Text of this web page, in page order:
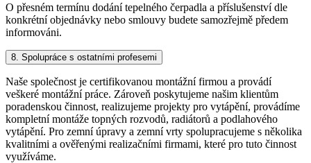
O přesném termínu dodání tepelného čerpadla a příslušenství dle
konkrétní objednávky nebo smlouvy budete samozřejmě předem
informováni.
8. Spolupráce s ostatními profesemi
Naše společnost je certifikovanou montážní firmou a provádí
veškeré montážní práce. Zároveň poskytujeme našim klientům
poradenskou činnost, realizujeme projekty pro vytápění, provádíme
kompletní montáže topných rozvodů, radiátorů a podlahového
vytápění. Pro zemní úpravy a zemní vrty spolupracujeme s několika
kvalitními a ověřenými realizačními firmami, které pro tuto činnost
využíváme.